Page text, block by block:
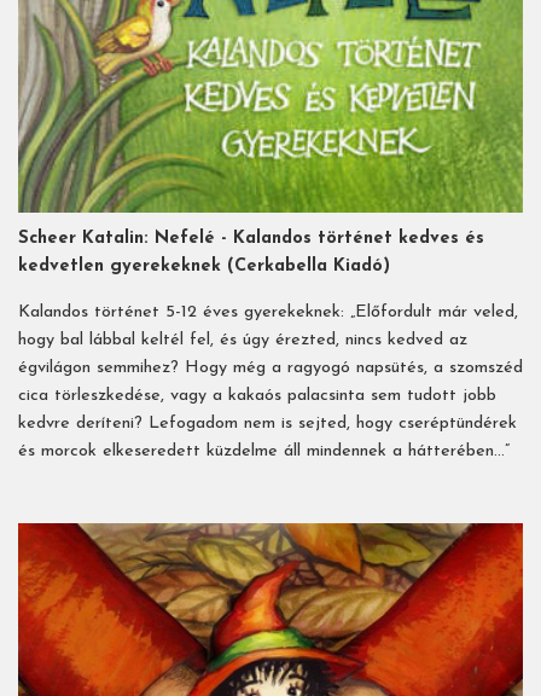
Scheer Katalin: Nefelé - Kalandos történet kedves és
kedvetlen gyerekeknek (Cerkabella Kiadó)
Kalandos történet 5-12 éves gyerekeknek: „Előfordult már veled,
hogy bal lábbal keltél fel, és úgy érezted, nincs kedved az
égvilágon semmihez? Hogy még a ragyogó napsütés, a szomszéd
cica törleszkedése, vagy a kakaós palacsinta sem tudott jobb
kedvre deríteni? Lefogadom nem is sejted, hogy cseréptündérek
és morcok elkeseredett küzdelme áll mindennek a hátterében…”